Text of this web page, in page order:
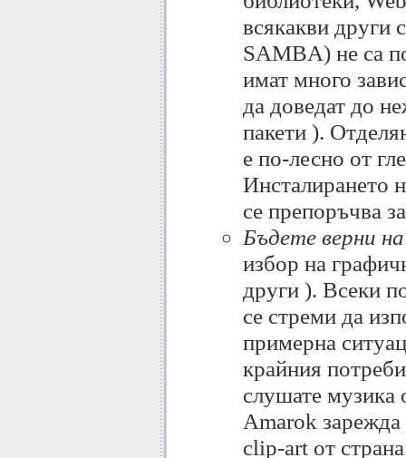
всякакви други
SAMBA) не са
имат много
да доведат до
пакети ).
е по-лесно от
Инсталирането
се препоръчва
Бъдете верни
избор на
други ). Всеки
се стреми да
примерна
крайния
слушате музика
Amarok
clip-art от